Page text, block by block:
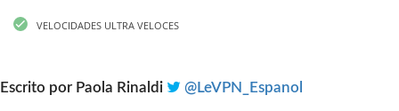
VELOCIDADES ULTRA VELOCES
Escrito porPaola Rinaldi @LeVPN_Espanol